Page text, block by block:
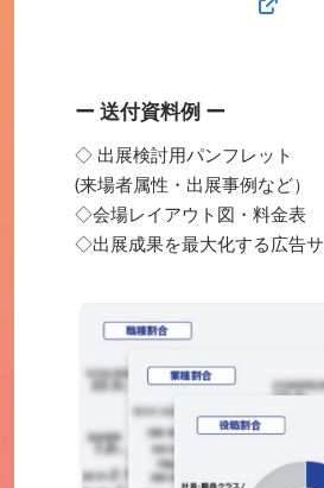
ー 送付資料例 ー
◇ 出展検討用パンフレット
(来場者属性・出展事例など）
◇会場レイアウト図・料金表
◇出展成果を最大化する広告